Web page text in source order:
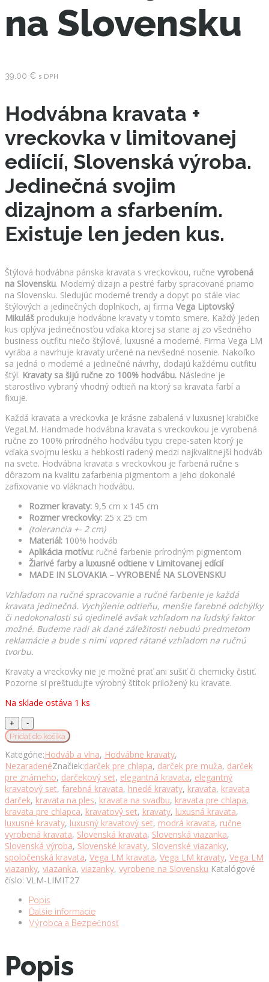
na Slovensku
39.00 € s DPH
Hodvábna kravata +
vreckovka v limitovanej
ediícií, Slovenská výroba.
Jedinečná svojim
dizajnom a sfarbením.
Existuje len jeden kus.
Štýlová hodvábna pánska kravata s vreckovkou, ručne vyrobená
na Slovensku. Moderný dizajn a pestré farby spracované priamo
na Slovensku. Sledujúc moderné trendy a dopyt po stále viac
štýlových a jedinečných doplnkoch, aj firma Vega Liptovský
Mikuláš produkuje hodvábne kravaty v tomto smere. Každý jeden
kus oplýva jedinečnosťou vďaka ktorej sa stane aj zo všedného
business outfitu niečo štýlové, luxusné a moderné. Firma Vega LM
vyrába a navrhuje kravaty určené na nevšedné nosenie. Nakoľko
sa jedná o moderné a jedinečné návrhy, dodajú každému outfitu
štýl. Kravaty sa šijú ručne zo 100% hodvábu. Následne je
starostlivo vybraný vhodný odtieň na ktorý sa kravata farbí a
fixuje.
Každá kravata a vreckovka je krásne zabalená v luxusnej krabičke
VegaLM. Handmade hodvábna kravata s vreckovkou je vyrobená
ručne zo 100% prírodného hodvábu typu crepe-saten ktorý je
vďaka svojmu lesku a hebkosti radený medzi najkvalitnejší hodváb
na svete. Hodvábna kravata s vreckovkou je farbená ručne s
dôrazom na kvalitu zafarbenia pigmentom a jeho dokonalé
zafixovanie vo vláknach hodvábu.
Rozmer kravaty: 9,5 cm x 145 cm
Rozmer vreckovky: 25 x 25 cm
(tolerancia +- 2 cm)
Materiál: 100% hodváb
Aplikácia motívu: ručné farbenie prírodným pigmentom
Žiarivé farby a luxusné odtiene v Limitovanej edícií
MADE IN SLOVAKIA – VYROBENÉ NA SLOVENSKU
Vzhľadom na ručné spracovanie a ručné farbenie je každá
kravata jedinečná. Vychýlenie odtieňu, menšie farebné odchýlky
či nedokonalosti sú ojedinelé avšak vzhľadom na ľudský faktor
možné. Budeme radi ak dané záležitosti nebudú predmetom
reklamácie a bude s nimi vopred rátané vzhľadom na ručnú
tvorbu.
Kravaty a vreckovky nie je možné prať ani sušiť či chemicky čistiť.
Pozorne si preštudujte výrobný štítok priložený ku kravate.
Na sklade ostáva 1 ks
Hodvábna
kravata
+
vreckovka
LIMITED_27,
Ručná
výroba
na
Slovensku
množstvo
Pridať do košíka
Kategórie:Hodváb a vlna, Hodvábne kravaty,
NezaradenéZnačiek:darček pre chlapa, darček pre muža, darček
pre známeho, darčekový set, elegantná kravata, elegantný
kravatový set, farebná kravata, hnedé kravaty, kravata, kravata
darček, kravata na ples, kravata na svadbu, kravata pre chlapa,
kravata pre chlapca, kravatový set, kravaty, luxusná kravata,
luxusné kravaty, luxusný kravatový set, modrá kravata, ručne
vyrobená kravata, Slovenská kravata, Slovenská viazanka,
Slovenská výroba, Slovenské kravaty, Slovenské viazanky,
spoločenská kravata, Vega LM kravata, Vega LM kravaty, Vega LM
viazanky, viazanka, viazanky, vyrobene na Slovensku Katalógové
číslo: VLM-LIMIT27
Popis
Ďalšie informácie
Výrobca a Bezpečnosť
Popis